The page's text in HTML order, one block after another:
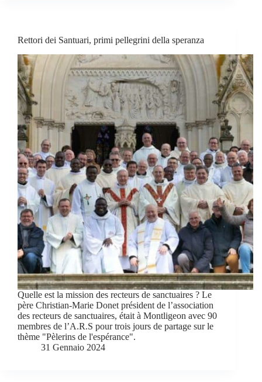
Rettori dei Santuari, primi pellegrini della speranza
Quelle est la mission des recteurs de sanctuaires ? Le
père Christian-Marie Donet président de l’association
des recteurs de sanctuaires, était à Montligeon avec 90
membres de l’A.R.S pour trois jours de partage sur le
thème "Pèlerins de l'espérance".
31 Gennaio 2024